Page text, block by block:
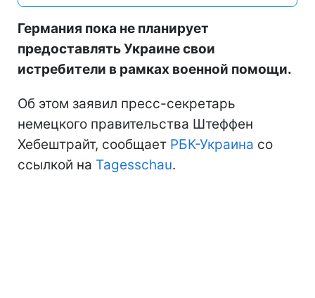
Германия пока не планирует
предоставлять Украине свои
истребители в рамках военной помощи.
Об этом заявил пресс-секретарь
немецкого правительства Штеффен
Хебештрайт, сообщает РБК-Украина со
ссылкой на Tagesschau.